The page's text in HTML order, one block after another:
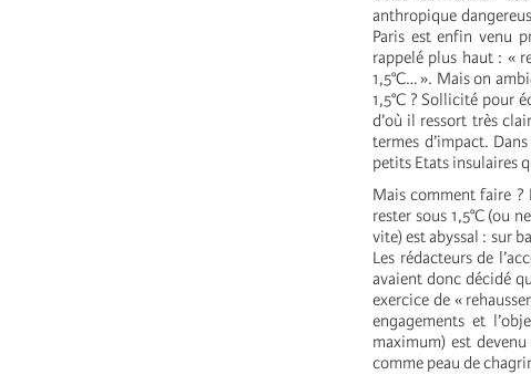
anthropique
Paris est enfin venu
rappelé plus haut : «
1,5°C… ». Mais on
1,5°C ? Sollicité pour
d’où il ressort très
termes d’impact.
petits Etats insulaires
Mais comment faire ?
rester sous 1,5°C (ou
vite) est abyssal : sur
Les rédacteurs de
avaient donc décidé
exercice de «
engagements et
maximum) est
comme peau de